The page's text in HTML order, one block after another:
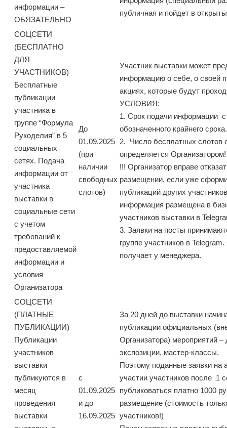
информации –
ОБЯЗАТЕЛЬНО
публичная и пойдет в
СОЦСЕТИ
(БЕСПЛАТНО
ДЛЯ
УЧАСТНИКОВ)
Бесплатные
публикации
участника в
группе “Формула
Рукоделия” в 5
социальных
сетях. Подача
информации от
участника
выставки в
социальные сети
с учетом
требований к
предоставляемой
информации и
условия
Организатора
До
01.09.2025
(при
наличии
свободных
слотов)
Участник выставки может
информацию о себе, о своей
акциях, которые будут
УСЛОВИЯ:
1. Срок подачи информации
обозначенного крайнего срока.
2. Число бесплатных слотов
определяется Организатором!
!!! Организатор вправе
размещении, если уже
публикаций других
информация размещена в
участников выставки в
3. Заявки на посты
группе участников в
получает у менеджера.
СОЦСЕТИ
(ПЛАТНЫЕ
ПУБЛИКАЦИИ)
Публикации
участников
выставки
публикуются в
месяц
проведения
выставки
с
01.09.2025
и до
16.09.2025
За 20 дней до выставки
публикации официальных
Организатора) мероприятий
экспозиции, мастер-классы.
Поэтому поданные заявки на
участии участников после 1
публиковаться платно 1000
размещение (стоимость
участников!)